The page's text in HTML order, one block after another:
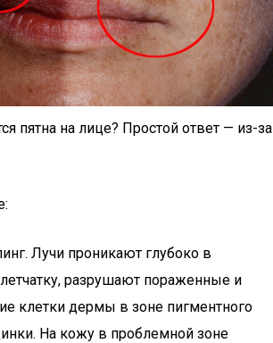
пятна на лице? Простой ответ — из-за
Лучи проникают глубоко в
разрушают пораженные и
клетки дермы в зоне пигментного
На кожу в проблемной зоне